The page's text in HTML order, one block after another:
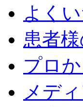
よく
患者
プロ
メデ